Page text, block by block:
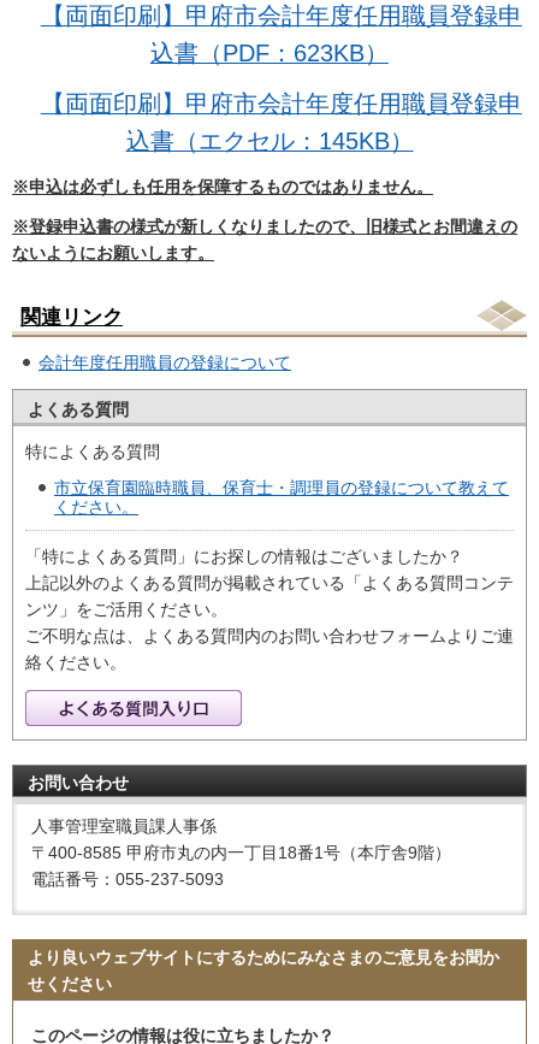
【両面印刷】甲府市会計年度任用職員登録申
込書（PDF：623KB）
【両面印刷】甲府市会計年度任用職員登録申
込書（エクセル：145KB）
※申込は必ずしも任用を保障するものではありません。
※登録申込書の様式が新しくなりましたので、旧様式とお間違えの
ないようにお願いします。
関連リンク
会計年度任用職員の登録について
よくある質問
特によくある質問
市立保育園臨時職員、保育士・調理員の登録について教えて
ください。
「特によくある質問」にお探しの情報はございましたか？
上記以外のよくある質問が掲載されている「よくある質問コンテ
ンツ」をご活用ください。
ご不明な点は、よくある質問内のお問い合わせフォームよりご連
絡ください。
お問い合わせ
人事管理室職員課人事係
〒400-8585 甲府市丸の内一丁目18番1号（本庁舎9階）
電話番号：055-237-5093
より良いウェブサイトにするためにみなさまのご意見をお聞か
せください
このページの情報は役に立ちましたか？